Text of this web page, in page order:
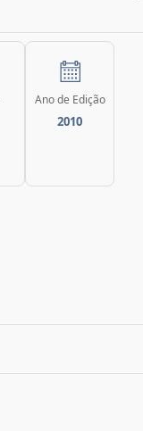
Ano de Edição
2010